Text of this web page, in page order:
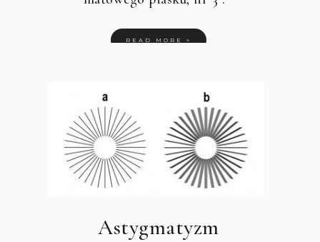
READ MORE »
Astygmatyzm